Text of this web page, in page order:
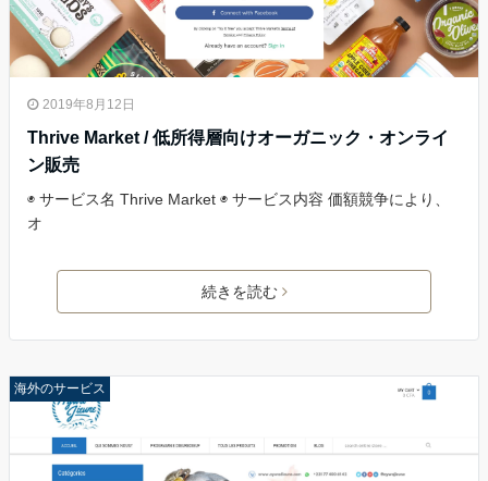
2019年8月12日
Thrive Market / 低所得層向けオーガニック・オンライ
ン販売
◉ サービス名 Thrive Market ◉ サービス内容 価額競争により、
オ
続きを読む
海外のサービス